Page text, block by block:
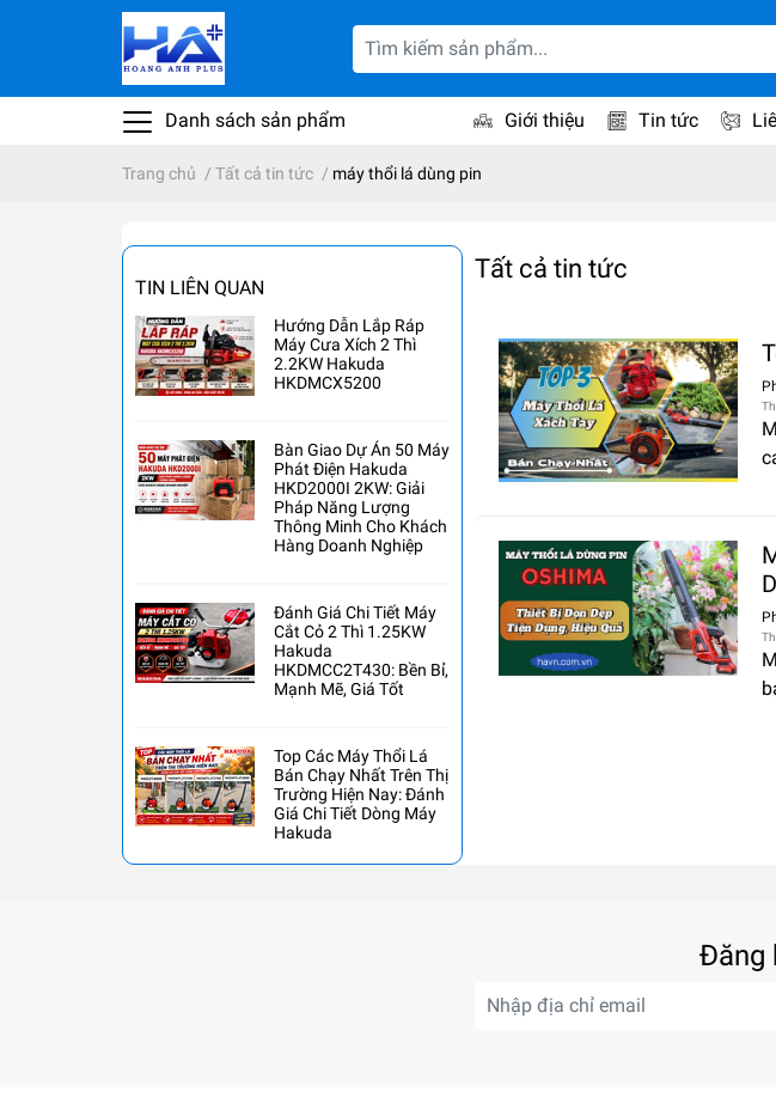
Danh sách sản phẩm Giới thiệu Tin tức
Trang chủ / Tất cả tin tức / máy thổi lá dùng pin
TIN LIÊN QUAN
Hướng Dẫn Lắp Ráp
Máy Cưa Xích 2 Thì
2.2KW Hakuda
HKDMCX5200
Bàn Giao Dự Án 50 Máy
Phát Điện Hakuda
HKD2000I 2KW: Giải
Pháp Năng Lượng
Thông Minh Cho Khách
Hàng Doanh Nghiệp
Đánh Giá Chi Tiết Máy
Cắt Cỏ 2 Thì 1.25KW
Hakuda
HKDMCC2T430: Bền Bỉ,
Mạnh Mẽ, Giá Tốt
Top Các Máy Thổi Lá
Bán Chạy Nhất Trên Thị
Trường Hiện Nay: Đánh
Giá Chi Tiết Dòng Máy
Hakuda
Tất cả tin tức
Đăng